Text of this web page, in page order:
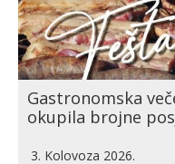
Gastronomska
okupila brojne
3. Kolovoza 2026.